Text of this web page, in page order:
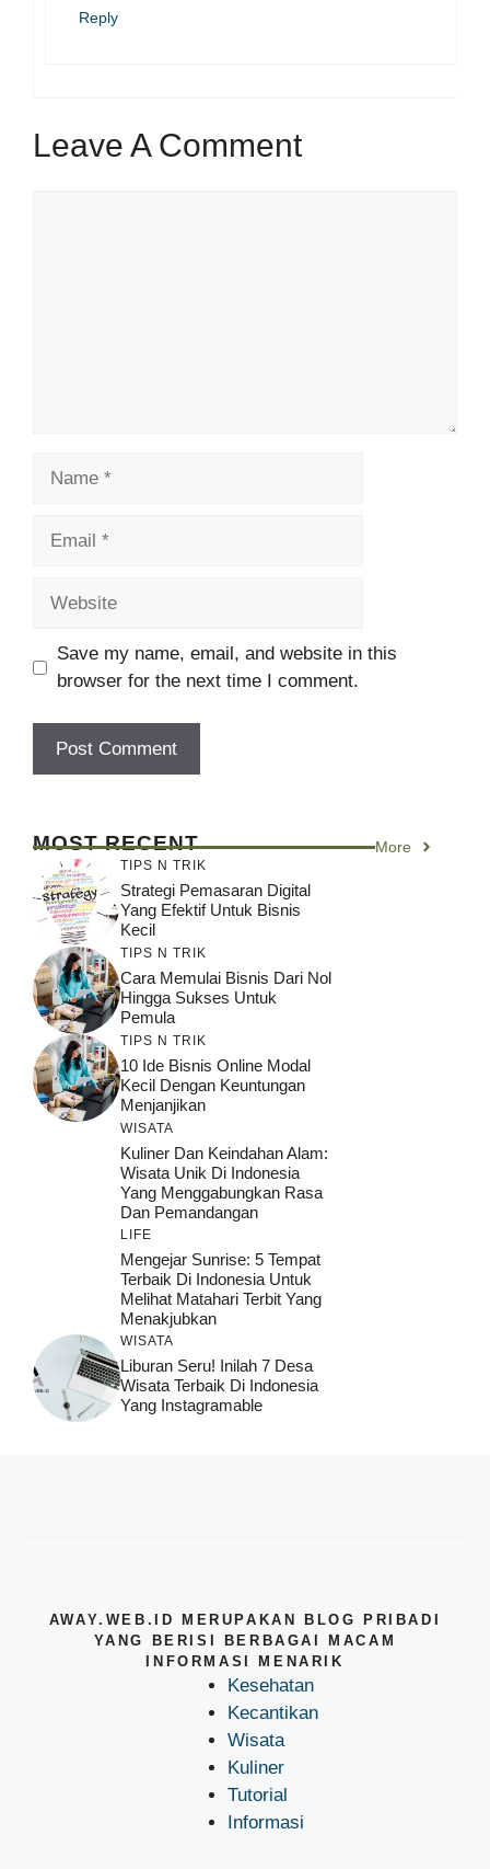
Reply
Leave A Comment
Save my name, email, and website in this
browser for the next time I comment.
MOST RECENT More
TIPS N TRIK
Strategi Pemasaran Digital
Yang Efektif Untuk Bisnis
Kecil
TIPS N TRIK
Cara Memulai Bisnis Dari Nol
Hingga Sukses Untuk
Pemula
TIPS N TRIK
10 Ide Bisnis Online Modal
Kecil Dengan Keuntungan
Menjanjikan
WISATA
Kuliner Dan Keindahan Alam:
Wisata Unik Di Indonesia
Yang Menggabungkan Rasa
Dan Pemandangan
LIFE
Mengejar Sunrise: 5 Tempat
Terbaik Di Indonesia Untuk
Melihat Matahari Terbit Yang
Menakjubkan
WISATA
Liburan Seru! Inilah 7 Desa
Wisata Terbaik Di Indonesia
Yang Instagramable
AWAY.WEB.ID MERUPAKAN BLOG PRIBADI
YANG BERISI BERBAGAI MACAM
INFORMASI MENARIK
Kesehatan
Kecantikan
Wisata
Kuliner
Tutorial
Informasi